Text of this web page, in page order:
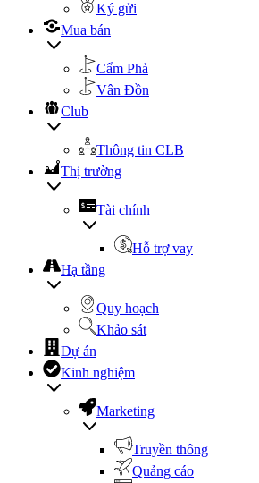
Ký gửi
Mua bán
Cẩm Phả
Vân Đồn
Club
Thông tin CLB
Thị trường
Tài chính
Hỗ trợ vay
Hạ tầng
Quy hoạch
Khảo sát
Dự án
Kinh nghiệm
Marketing
Truyền thông
Quảng cáo